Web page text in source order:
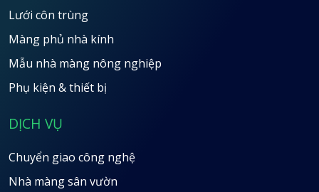
Lưới côn trùng
Màng phủ nhà kính
Mẫu nhà màng nông nghiệp
Phụ kiện & thiết bị
DỊCH VỤ
Chuyển giao công nghệ
Nhà màng sân vườn